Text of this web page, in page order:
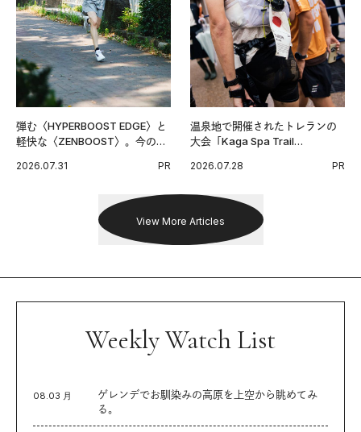
弾む〈HYPERBOOST EDGE〉と
軽快な〈ZENBOOST〉。今の時
出した新機軸。
2026.07.31 PR
温泉地で開催されたトレランの
大会「Kaga Spa Trail
戦を夢見るランナーたちの奮闘
2026.07.28 PR
View More Articles
Weekly Watch List
08.03 月
ゲレンデでお馴染みの高原を上空から眺めてみ
る。